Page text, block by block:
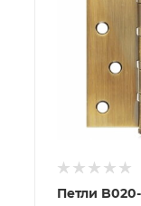
Петли